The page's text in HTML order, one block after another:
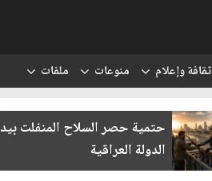
ثقافة وإعلام منوعات ملفات
حتمية حصر السلاح المنفلت بيد
الدولة العراقية